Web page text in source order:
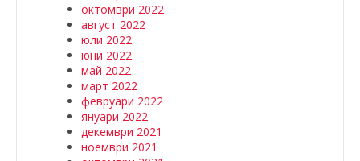
октомври 2022
август 2022
юли 2022
юни 2022
май 2022
март 2022
февруари 2022
януари 2022
декември 2021
ноември 2021